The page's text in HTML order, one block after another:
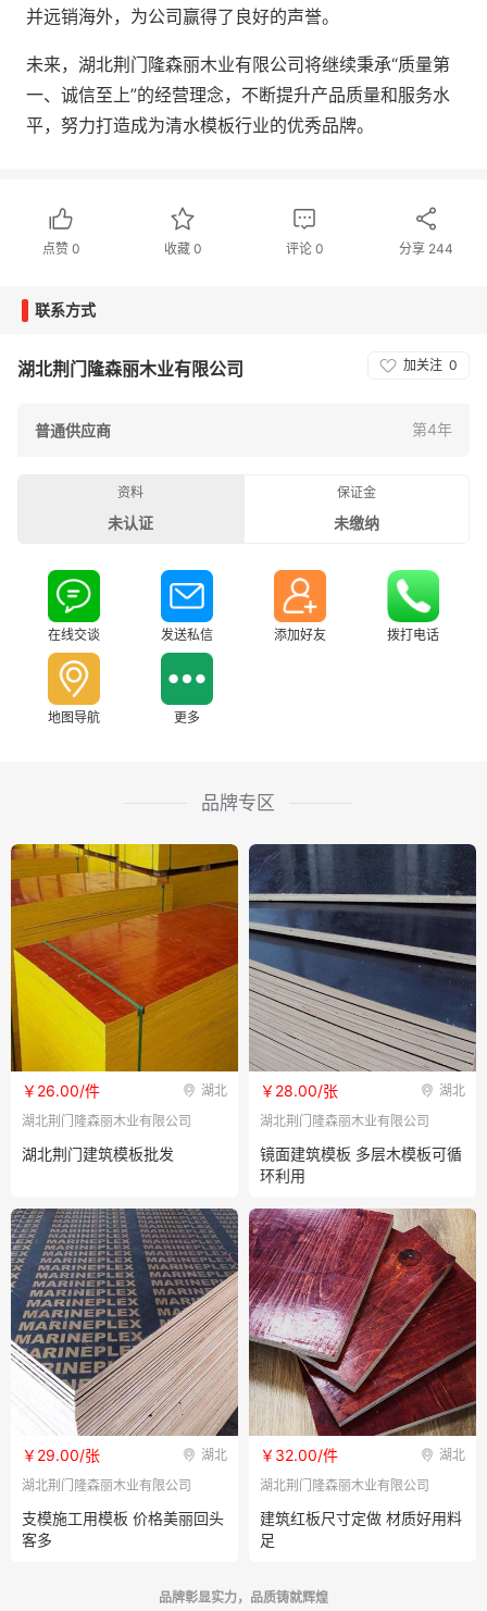
并远销海外，为公司赢得了良好的声誉。
未来，湖北荆门隆森丽木业有限公司将继续秉承“质量第
一、诚信至上”的经营理念，不断提升产品质量和服务水
平，努力打造成为清水模板行业的优秀品牌。
点赞 0 收藏 0 评论 0 分享 244
联系方式
加关注 0
湖北荆门隆森丽木业有限公司
普通供应商 第4年
资料
未认证
保证金
未缴纳
在线交谈 发送私信 添加好友 拨打电话
地图导航 更多
品牌专区
湖北
￥26.00/件
湖北荆门隆森丽木业有限公司
湖北荆门建筑模板批发
湖北
￥28.00/张
湖北荆门隆森丽木业有限公司
镜面建筑模板 多层木模板可循
环利用
湖北
￥29.00/张
湖北荆门隆森丽木业有限公司
支模施工用模板 价格美丽回头
客多
湖北
￥32.00/件
湖北荆门隆森丽木业有限公司
建筑红板尺寸定做 材质好用料
足
品牌彰显实力，品质铸就辉煌